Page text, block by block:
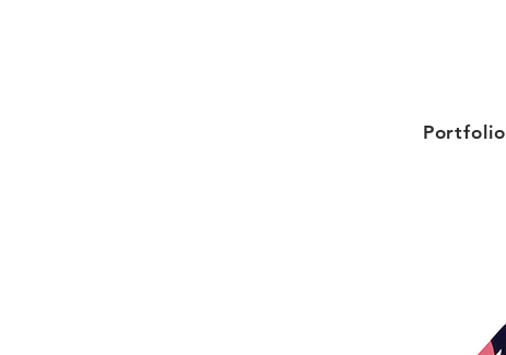
Portfolio